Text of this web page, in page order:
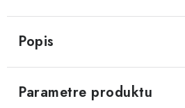
Popis
Parametre produktu